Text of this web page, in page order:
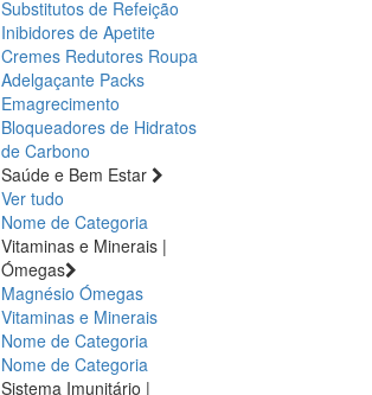
Substitutos de Refeição
Inibidores de Apetite
Cremes Redutores Roupa
Adelgaçante Packs
Emagrecimento
Bloqueadores de Hidratos
de Carbono
Saúde e Bem Estar
Ver tudo
Nome de Categoria
Vitaminas e Minerais |
Ómegas
Magnésio Ómegas
Vitaminas e Minerais
Nome de Categoria
Nome de Categoria
Sistema Imunitário |